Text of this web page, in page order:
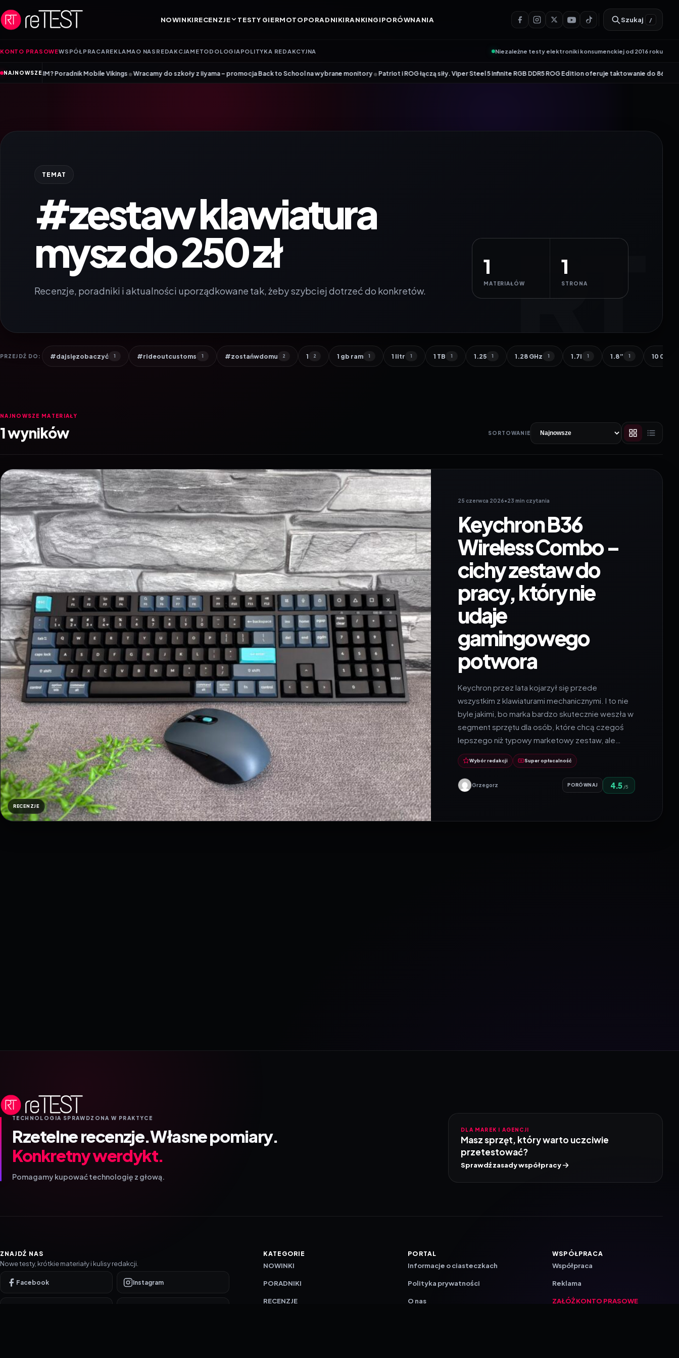
NOWINKIRECENZJE TESTY GIERMOTOPORADNIKIRANKINGIPORÓWNANIA Szukaj /
KONTO PRASOWEWSPÓŁPRACA REKLAMA O NAS REDAKCJA METODOLOGIA POLITYKA REDAKCYJNA Niezależne testy elektroniki konsumenckiej od 2016 roku
NAJNOWSZEMobile Vikings•Wracamy do szkoły z iiyama – promocja Back to School na wybrane monitory•Patriot i ROG łączą siły. Viper Steel 5 Infinite RGB DDR5 ROG Edition oferuje taktowanie do 8600 MT/s•Genesis
TEMAT
#zestaw klawiatura
mysz do 250 zł
Recenzje, poradniki i aktualności uporządkowane tak, żeby szybciej dotrzeć do konkretów.
1
MATERIAŁÓW
1
STRONA
PRZEJDŹ DO: #dajsięzobaczyć 1 #rideoutcustoms 1 #zostańwdomu 2 1 2 1 gb ram 1 1 litr 1 1 TB 1 1.25 1 1.28 GHz 1 1.7l 1 1.8” 1 10 000
NAJNOWSZE MATERIAŁY
1 wyników SORTOWANIE
RECENZJE
25 czerwca 2026•23 min czytania
Keychron B36
Wireless Combo –
cichy zestaw do
pracy, który nie
udaje
gamingowego
potwora
Keychron przez lata kojarzył się przede
wszystkim z klawiaturami mechanicznymi. I to nie
byle jakimi, bo marka bardzo skutecznie weszła w
segment sprzętu dla osób, które chcą czegoś
lepszego niż typowy marketowy zestaw, ale…
Wybór redakcji Super opłacalność
Grzegorz PORÓWNAJ 4.5 /5
TECHNOLOGIA SPRAWDZONA W PRAKTYCE
Rzetelne recenzje.Własne pomiary.
Konkretny werdykt.
Pomagamy kupować technologię z głową.
DLA MAREK I AGENCJI
Masz sprzęt, który warto uczciwie
przetestować?
Sprawdź zasady współpracy
ZNAJDŹ NAS
Nowe testy, krótkie materiały i kulisy redakcji.
Facebook Instagram
KATEGORIE
NOWINKI
PORADNIKI
RECENZJE
PORTAL
Informacje o ciasteczkach
Polityka prywatności
O nas
WSPÓŁPRACA
Współpraca
Reklama
ZAŁÓŻ KONTO PRASOWE